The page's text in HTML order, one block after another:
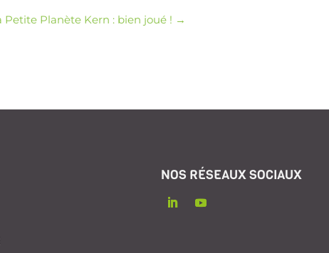
Petite Planète Kern : bien joué ! →
NOS RÉSEAUX SOCIAUX